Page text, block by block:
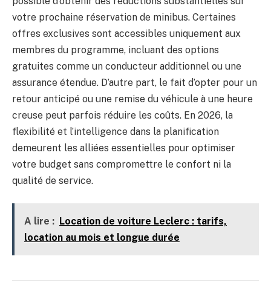
votre prochaine réservation de minibus. Certaines
offres exclusives sont accessibles uniquement aux
membres du programme, incluant des options
gratuites comme un conducteur additionnel ou une
assurance étendue. D’autre part, le fait d’opter pour un
retour anticipé ou une remise du véhicule à une heure
creuse peut parfois réduire les coûts. En 2026, la
flexibilité et l’intelligence dans la planification
demeurent les alliées essentielles pour optimiser
votre budget sans compromettre le confort ni la
qualité de service.
A lire : Location de voiture Leclerc : tarifs,
location au mois et longue durée